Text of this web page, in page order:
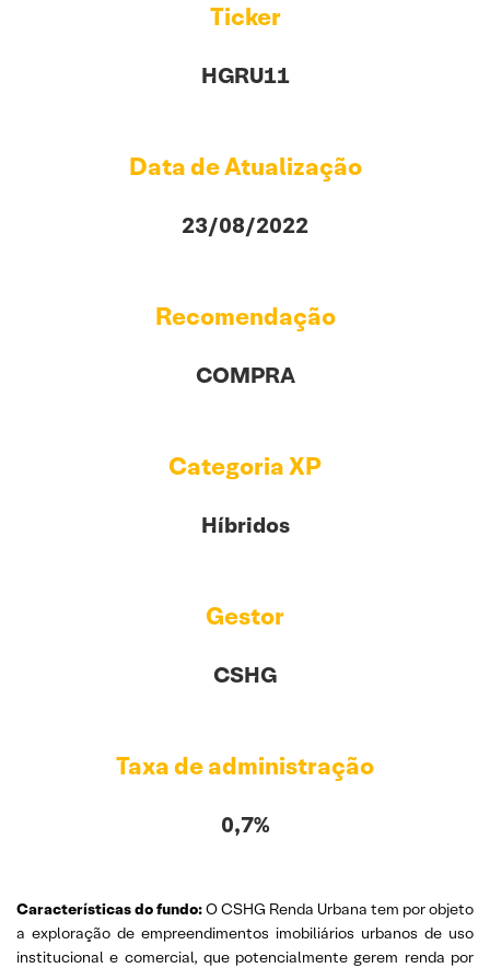
Ticker
HGRU11
Data de Atualização
23/08/2022
Recomendação
COMPRA
Categoria XP
Híbridos
Gestor
CSHG
Taxa de administração
0,7%
Característicasdofundo:O CSHG Renda Urbana tem por objeto
a exploração de empreendimentos imobiliários urbanos de uso
institucional e comercial, que potencialmente gerem renda por